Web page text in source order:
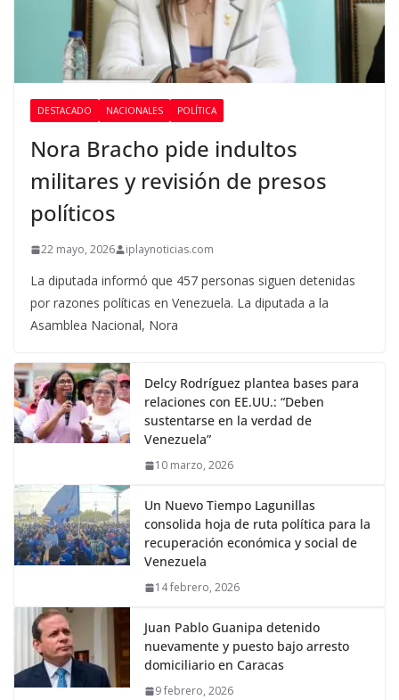
DESTACADO NACIONALES POLÍTICA
Nora Bracho pide indultos
militares y revisión de presos
políticos
22 mayo, 2026 iplaynoticias.com
La diputada informó que 457 personas siguen detenidas
por razones políticas en Venezuela. La diputada a la
Asamblea Nacional, Nora
Delcy Rodríguez plantea bases para
relaciones con EE.UU.: “Deben
sustentarse en la verdad de
Venezuela”
10 marzo, 2026
Un Nuevo Tiempo Lagunillas
consolida hoja de ruta política para la
recuperación económica y social de
Venezuela
14 febrero, 2026
Juan Pablo Guanipa detenido
nuevamente y puesto bajo arresto
domiciliario en Caracas
9 febrero, 2026